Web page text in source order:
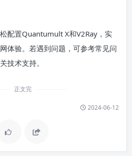
配置Quantumult X和V2Ray，实
体验。若遇到问题，可参考常见问
技术支持。
正文完
2024-06-12